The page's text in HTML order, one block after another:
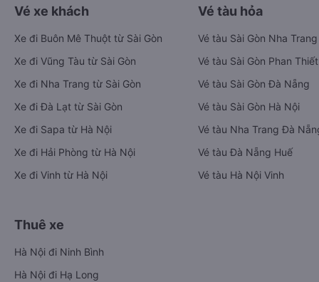
Vé xe khách
Xe đi Buôn Mê Thuột từ Sài Gòn
Xe đi Vũng Tàu từ Sài Gòn
Xe đi Nha Trang từ Sài Gòn
Xe đi Đà Lạt từ Sài Gòn
Xe đi Sapa từ Hà Nội
Xe đi Hải Phòng từ Hà Nội
Xe đi Vinh từ Hà Nội
Vé tàu hỏa
Vé tàu Sài Gòn Nha Trang
Vé tàu Sài Gòn Phan Thiết
Vé tàu Sài Gòn Đà Nẵng
Vé tàu Sài Gòn Hà Nội
Vé tàu Nha Trang Đà
Vé tàu Đà Nẵng Huế
Vé tàu Hà Nội Vinh
Thuê xe
Hà Nội đi Ninh Bình
Hà Nội đi Hạ Long